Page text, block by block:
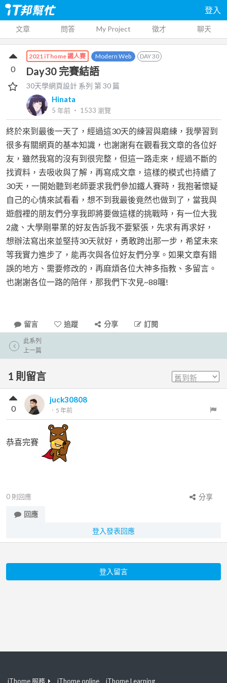
登入
文章 問答 My Project 徵才 聊天
2021 iThome 鐵人賽 Modern Web DAY30
Day30 完賽結語
30天學網頁設計 系列 第30 篇
Hinata
5 年前 ‧ 1533 瀏覽
0
終於來到最後一天了，經過這30天的練習與磨練，我學習到
很多有關網頁的基本知識，也謝謝有在觀看我文章的各位好
友，雖然我寫的沒有到很完整，但這一路走來，經過不斷的
找資料，去吸收與了解，再寫成文章，這樣的模式也持續了
30天，一開始聽到老師要求我們參加鐵人賽時，我抱著懷疑
自己的心情來試看看，想不到我最後竟然也做到了，當我與
遊戲裡的朋友們分享我即將要做這樣的挑戰時，有一位大我
2歲、大學剛畢業的好友告訴我不要緊張，先求有再求好，
想辦法寫出來並堅持30天就好，勇敢跨出那一步，希望未來
等我實力進步了，能再次與各位好友們分享。如果文章有錯
誤的地方、需要修改的，再麻煩各位大神多指教、多留言。
也謝謝各位一路的陪伴，那我們下次見~88囉!
留言 追蹤 分享 訂閱
此系列
上一篇
1 則留言
juck30808
． 5 年前
0
恭喜完賽
0 則回應
分享
回應
登入發表回應
登入留言
iThome 服務 iThome online iThome Learning